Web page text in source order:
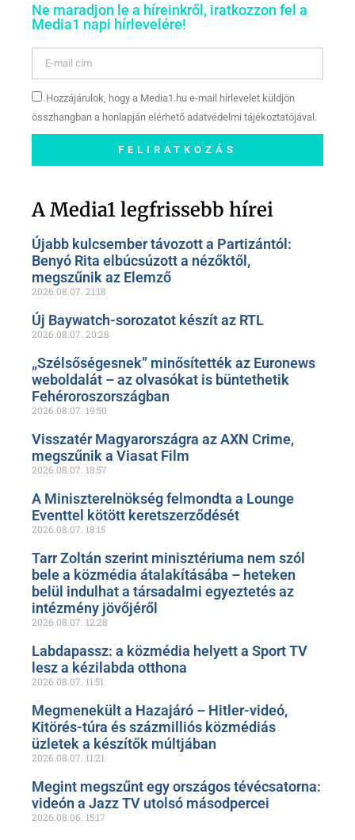
Ne maradjon le a híreinkről, iratkozzon fel a
Media1 napi hírlevelére!
Hozzájárulok, hogy a Media1.hu e-mail hírlevelet küldjön
összhangban a honlapján elérhető adatvédelmi tájékoztatójával.
FELIRATKOZÁS
oldalunkon!
A Media1 legfrissebb hírei
Újabb kulcsember távozott a Partizántól:
Benyó Rita elbúcsúzott a nézőktől,
megszűnik az Elemző
2026.08.07. 21:18
Új Baywatch-sorozatot készít az RTL
2026.08.07. 20:28
„Szélsőségesnek” minősítették az Euronews
weboldalát – az olvasókat is büntethetik
Fehéroroszországban
2026.08.07. 19:50
Visszatér Magyarországra az AXN Crime,
megszűnik a Viasat Film
2026.08.07. 18:57
A Miniszterelnökség felmondta a Lounge
Eventtel kötött keretszerződését
2026.08.07. 18:15
Tarr Zoltán szerint minisztériuma nem szól
bele a közmédia átalakításába – heteken
belül indulhat a társadalmi egyeztetés az
intézmény jövőjéről
2026.08.07. 12:28
Labdapassz: a közmédia helyett a Sport TV
lesz a kézilabda otthona
2026.08.07. 11:51
Megmenekült a Hazajáró – Hitler-videó,
Kitörés-túra és százmilliós közmédiás
üzletek a készítők múltjában
2026.08.07. 11:21
Megint megszűnt egy országos tévécsatorna:
videón a Jazz TV utolsó másodpercei
2026.08.06. 15:17